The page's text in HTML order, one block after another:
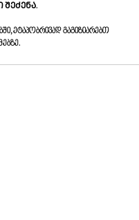
ეტაპობრივად გაგიზიარებთ